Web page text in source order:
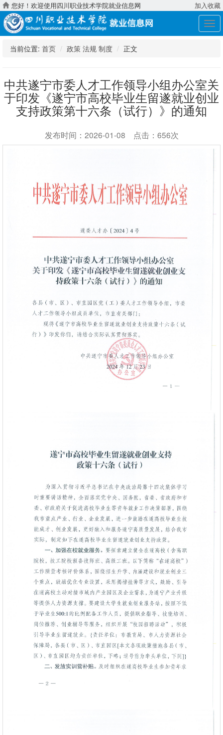
您好！欢迎使用四川职业技术学院就业信息网 加入收藏
展
开
当前位置: 首页 政策 法规 制度 正文
中共遂宁市委人才工作领导小组办公室关
于印发《遂宁市高校毕业生留遂就业创业
支持政策第十六条（试行）》的通知
发布时间：2026-01-08 点击：656次